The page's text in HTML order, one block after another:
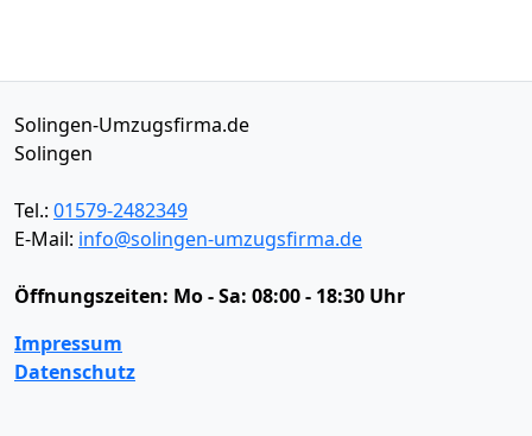
Solingen-Umzugsfirma.de
Solingen
Tel.: 01579-2482349
E-Mail: info@solingen-umzugsfirma.de
Öffnungszeiten: Mo - Sa: 08:00 - 18:30 Uhr
Impressum
Datenschutz